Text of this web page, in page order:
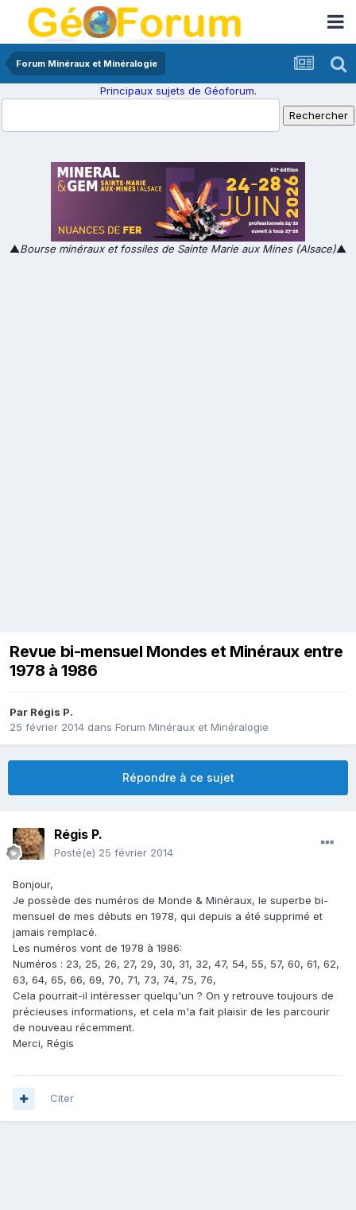
Forum Minéraux et Minéralogie
Principaux sujets de Géoforum.
▲Bourse minéraux et fossiles de Sainte Marie aux Mines (Alsace)▲
Revue bi-mensuel Mondes et Minéraux entre
1978 à 1986
Par Régis P.
25 février 2014 dans Forum Minéraux et Minéralogie
Répondre à ce sujet
Régis P.
Posté(e) 25 février 2014
Bonjour,
Je possède des numéros de Monde & Minéraux, le superbe bi-
mensuel de mes débuts en 1978, qui depuis a été supprimé et
jamais remplacé.
Les numéros vont de 1978 à 1986:
Numéros : 23, 25, 26, 27, 29, 30, 31, 32, 47, 54, 55, 57, 60, 61, 62,
63, 64, 65, 66, 69, 70, 71, 73, 74, 75, 76,
Cela pourrait-il intéresser quelqu'un ? On y retrouve toujours de
précieuses informations, et cela m'a fait plaisir de les parcourir
de nouveau récemment.
Merci, Régis
Citer